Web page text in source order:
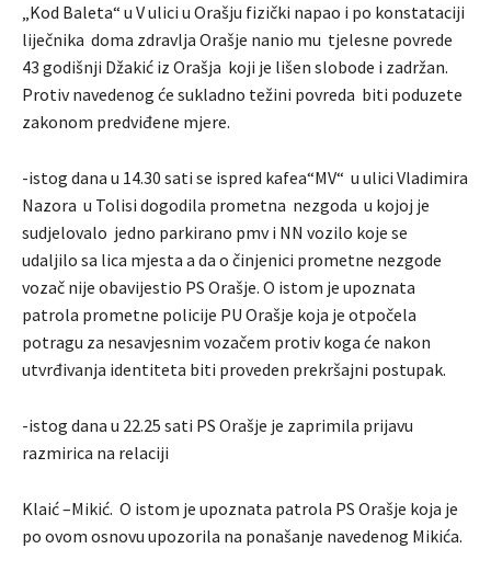
„Kod Baleta“ u V ulici u Orašju fizički napao i po konstataciji
liječnika doma zdravlja Orašje nanio mu tjelesne povrede
43 godišnji Džakić iz Orašja koji je lišen slobode i zadržan.
Protiv navedenog će sukladno težini povreda biti poduzete
zakonom predviđene mjere.
-istog dana u 14.30 sati se ispred kafea“MV“ u ulici Vladimira
Nazora u Tolisi dogodila prometna nezgoda u kojoj je
sudjelovalo jedno parkirano pmv i NN vozilo koje se
udaljilo sa lica mjesta a da o činjenici prometne nezgode
vozač nije obavijestio PS Orašje. O istom je upoznata
patrola prometne policije PU Orašje koja je otpočela
potragu za nesavjesnim vozačem protiv koga će nakon
utvrđivanja identiteta biti proveden prekršajni postupak.
-istog dana u 22.25 sati PS Orašje je zaprimila prijavu
razmirica na relaciji
Klaić –Mikić. O istom je upoznata patrola PS Orašje koja je
po ovom osnovu upozorila na ponašanje navedenog Mikića.